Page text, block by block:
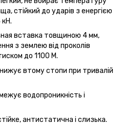
стійкий до ударів з енергією
вставка товщиною 4 мм,
з землею від проколів
до 1100 М.
втому стопи при тривалій
водопроникність і
антистатична і слизька.